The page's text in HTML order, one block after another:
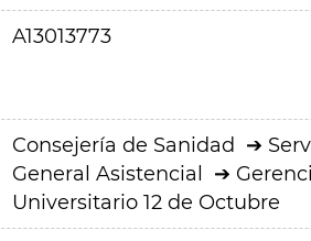
A13013773
Consejería de Sanidad
General Asistencial
Universitario 12 de Octubre